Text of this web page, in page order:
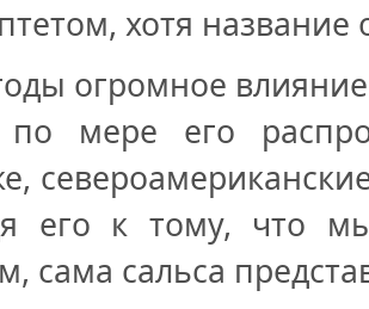
хотя
огромное
по мере его
его к тому, что
сама сальса